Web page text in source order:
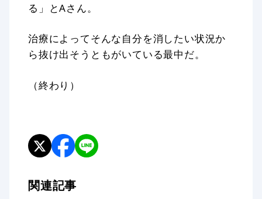
る」とAさん。
治療によってそんな自分を消したい状況か
ら抜け出そうともがいている最中だ。
（終わり）
関連記事